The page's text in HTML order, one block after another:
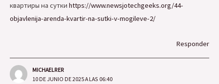
квартиры на сутки https://www.newsjotechgeeks.org/44-
objavlenija-arenda-kvartir-na-sutki-v-mogileve-2/
Responder
MICHAELRER
10 DE JUNIO DE 2025 A LAS 06:40